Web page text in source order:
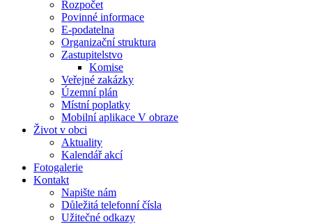
Rozpočet
Povinné informace
E-podatelna
Organizační struktura
Zastupitelstvo
Komise
Veřejné zakázky
Územní plán
Místní poplatky
Mobilní aplikace V obraze
Život v obci
Aktuality
Kalendář akcí
Fotogalerie
Kontakt
Napište nám
Důležitá telefonní čísla
Užitečné odkazy